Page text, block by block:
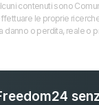
contenuti sono
le proprie
danno o perdita, reale o